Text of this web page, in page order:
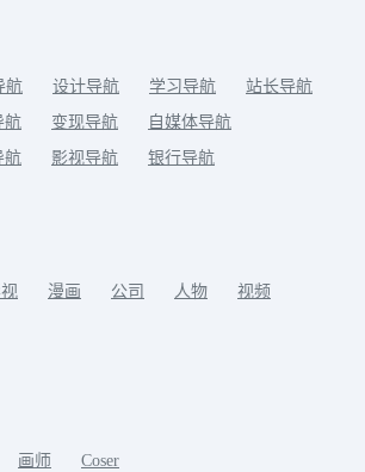
航 设计导航 学习导航
站长导航
航 变现导航
自媒体导航
航 影视导航 银行导航
漫画 公司 人物
视频
画师 Coser